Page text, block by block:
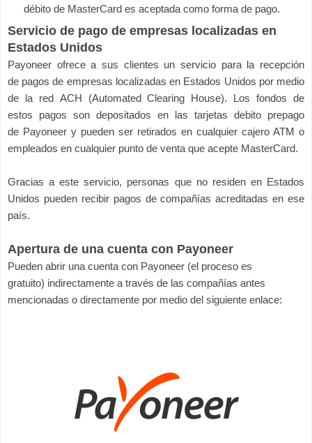
débito de MasterCard es aceptada como forma de pago.
Servicio de pago de empresas localizadas en
Estados Unidos
Payoneer ofrece a sus clientes un servicio para la recepción
de pagos de empresas localizadas en Estados Unidos por medio
de la red ACH (Automated Clearing House). Los fondos de
estos pagos son depositados en las tarjetas debito prepago
de Payoneer y pueden ser retirados en cualquier cajero ATM o
empleados en cualquier punto de venta que acepte MasterCard.
Gracias a este servicio, personas que no residen en Estados
Unidos pueden recibir pagos de compañías acreditadas en ese
país.
Apertura de una cuenta con Payoneer
Pueden abrir una cuenta con Payoneer (el proceso es
gratuito) indirectamente a través de las compañías antes
mencionadas o directamente por medio del siguiente enlace: